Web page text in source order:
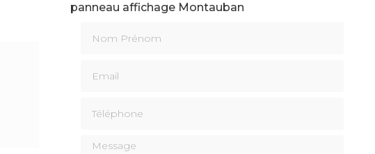
panneau affichage Montauban
Message